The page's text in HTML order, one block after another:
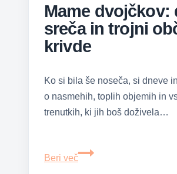
Mame dvojčkov:
sreča in trojni
krivde
Ko si bila še noseča, si dneve
o nasmehih, toplih objemih in
trenutkih, ki jih boš doživela…
Beri več
Mame